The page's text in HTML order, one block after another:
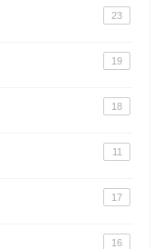
23
19
18
11
17
16